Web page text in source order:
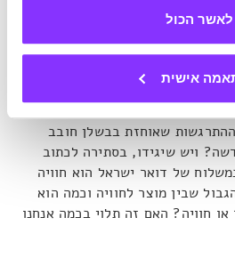
לאשר הכול
אישית
של איקאה כבר ראינו אפילו את
אותנו ביומיום
שאוחזת בבשלן חובב
ויש שיגידו, בסתירה לכתוב
של דואר ישראל הוא חוויה
שבין מוצר לחוויה וכמה הוא
חוויה? האם זה תלוי בכמה אנחנו